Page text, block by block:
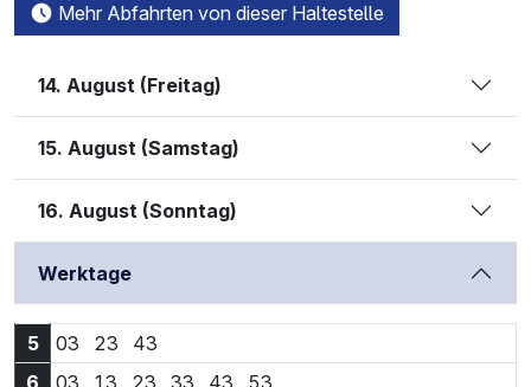
Mehr Abfahrten von dieser Haltestelle
14. August (Freitag)
15. August (Samstag)
16. August (Sonntag)
Werktage
5 03 5:03 Uhr
23 5:23 Uhr
43
6
03 6:03 Uhr
13 6:13 Uhr
23 6:23 Uhr
33 6:33 Uhr
43 6:43 Uhr
53